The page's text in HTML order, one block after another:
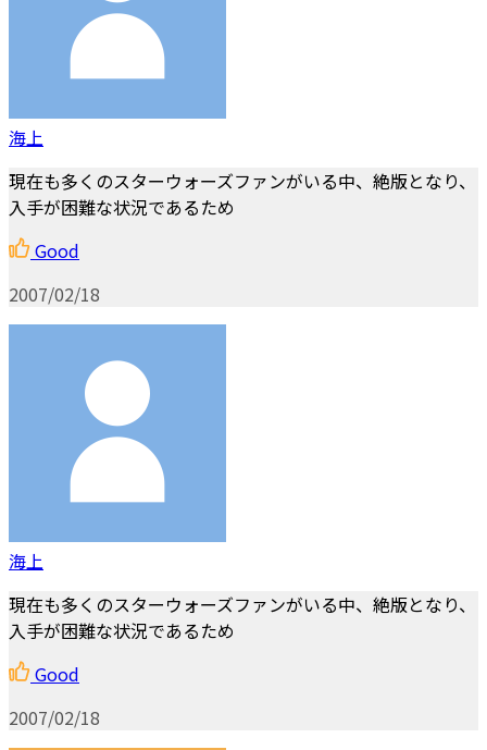
海上
現在も多くのスターウォーズファンがいる中、絶版となり、
入手が困難な状況であるため
Good
2007/02/18
海上
現在も多くのスターウォーズファンがいる中、絶版となり、
入手が困難な状況であるため
Good
2007/02/18